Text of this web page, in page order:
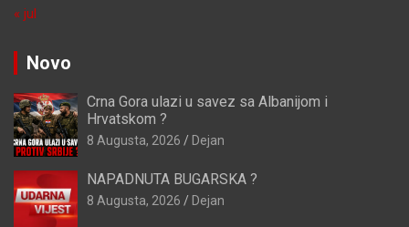
« jul
Novo
Crna Gora ulazi u savez sa Albanijom i
Hrvatskom ?
8 Augusta, 2026 Dejan
NAPADNUTA BUGARSKA ?
8 Augusta, 2026 Dejan